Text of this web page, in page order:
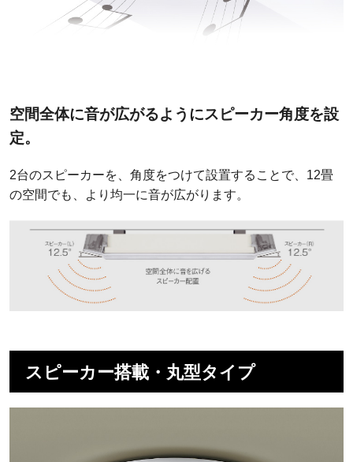
空間全体に音が広がるようにスピーカー角度を設
定。
2台のスピーカーを、角度をつけて設置することで、12畳
の空間でも、より均一に音が広がります。
スピーカー搭載・丸型タイプ